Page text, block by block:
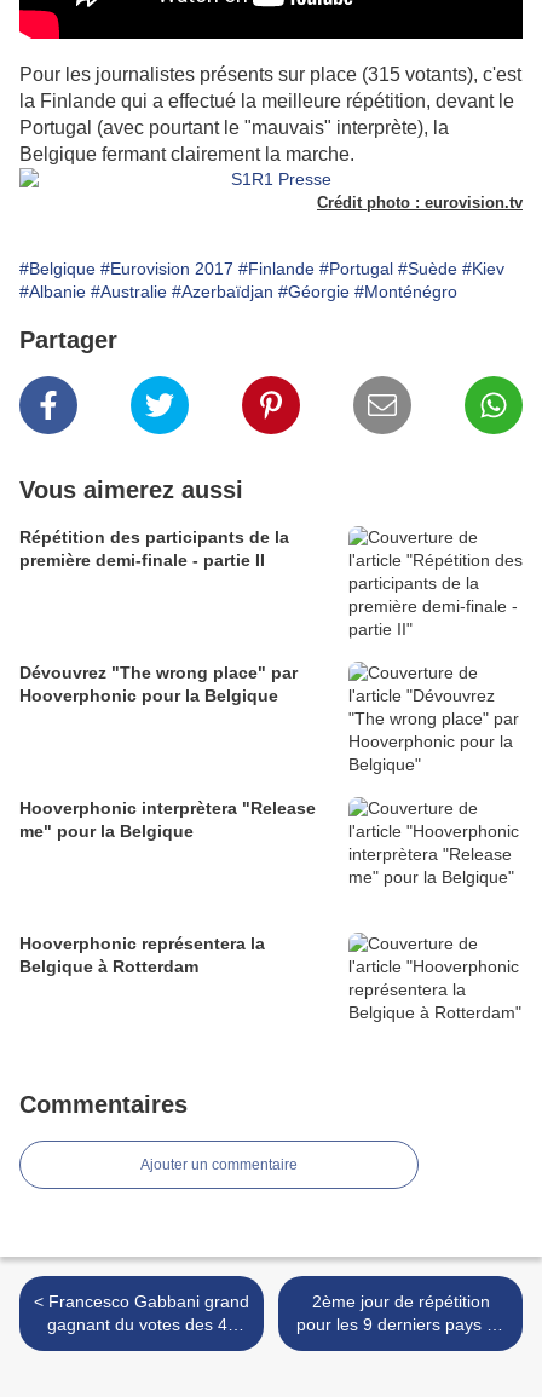
Pour les journalistes présents sur place (315 votants), c'est
la Finlande qui a effectué la meilleure répétition, devant le
Portugal (avec pourtant le "mauvais" interprète), la
Belgique fermant clairement la marche.
Crédit photo : eurovision.tv
#Belgique #Eurovision 2017 #Finlande #Portugal #Suède #Kiev
#Albanie #Australie #Azerbaïdjan #Géorgie #Monténégro
Partager
Vous aimerez aussi
Répétition des participants de la
première demi-finale - partie II
Dévouvrez "The wrong place" par
Hooverphonic pour la Belgique
Hooverphonic interprètera "Release
me" pour la Belgique
Hooverphonic représentera la
Belgique à Rotterdam
Commentaires
Ajouter un commentaire
< Francesco Gabbani grand
gagnant du votes des 44
fan-clubs européens de
2ème jour de répétition
pour les 9 derniers pays de
la première demi-finale >